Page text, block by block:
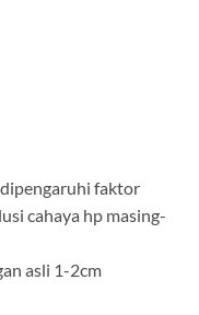
faktor
cahaya hp masing-
asli 1-2cm